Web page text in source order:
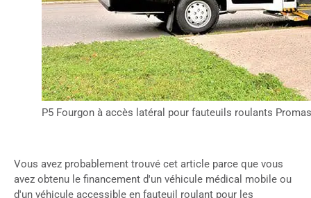
P5 Fourgon à accès latéral pour fauteuils roulants
Vous avez probablement trouvé cet article parce que vous
avez obtenu le financement d'un véhicule médical mobile ou
d'un véhicule accessible en fauteuil roulant pour les